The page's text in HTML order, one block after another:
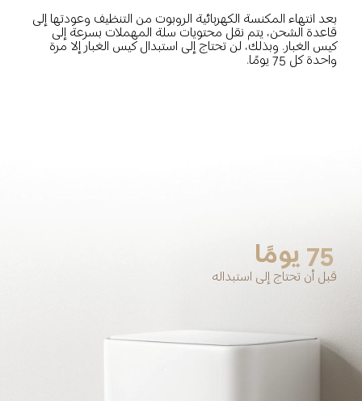
بعد انتهاء المكنسة الكهربائية الروبوت من التنظيف وعودتها إلى
قاعدة الشحن، يتم نقل محتويات سلة المهملات بسرعة إلى
كيس الغبار. وبذلك، لن تحتاج إلى استبدال كيس الغبار إلا مرة
واحدة كل 75 يومًا.
75 يومًا
قبل أن تحتاج إلى استبداله